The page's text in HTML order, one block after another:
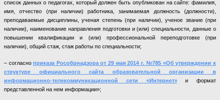
список данных о педагогах, который должен быть опубликован на сайте: фамилия,
имя, отчество (при наличии) работника, занимаемая должность (должности),
преподаваемые дисциплины, ученая степень (при наличии), ученое звание (при
наличии), наименование направления подготовки и (или) специальности, данные о
повышении квалификации и (или) профессиональной переподготовке (при
наличии), общий стаж, стаж работы по специальности;
– согласноприказа Рособрнадзора от 29 мая 2014 г. №785 «Об утверждении к
структуре официального сайта образовательной организации в
информационно-телекоммуникационной сети «Интернет»и формат
представленной на нем информации»;